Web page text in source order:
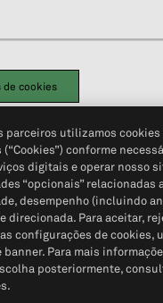
de cookies
Portal de privacidade do
Informações Pessoais© 2026
parceiros utilizamos
conforme
digitais e operar nosso
“opcionais” relacionadas a
desempenho (incluindo
direcionada. Para aceitar,
configurações de cookies,
banner. Para mais
posteriormente,